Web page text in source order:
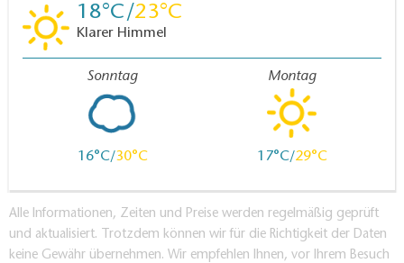
18 23
Klarer Himmel
Sonntag
16 30
Montag
17 29
Alle Informationen, Zeiten und Preise werden regelmäßig geprüft
und aktualisiert. Trotzdem können wir für die Richtigkeit der Daten
keine Gewähr übernehmen. Wir empfehlen Ihnen, vor Ihrem Besuch